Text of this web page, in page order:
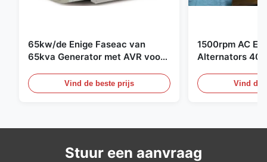
65kw/de Enige Faseac van
65kva Generator met AVR voor
Vind de beste prijs
1500rpm AC
Alternators
Vind de
Stuur een aanvraag